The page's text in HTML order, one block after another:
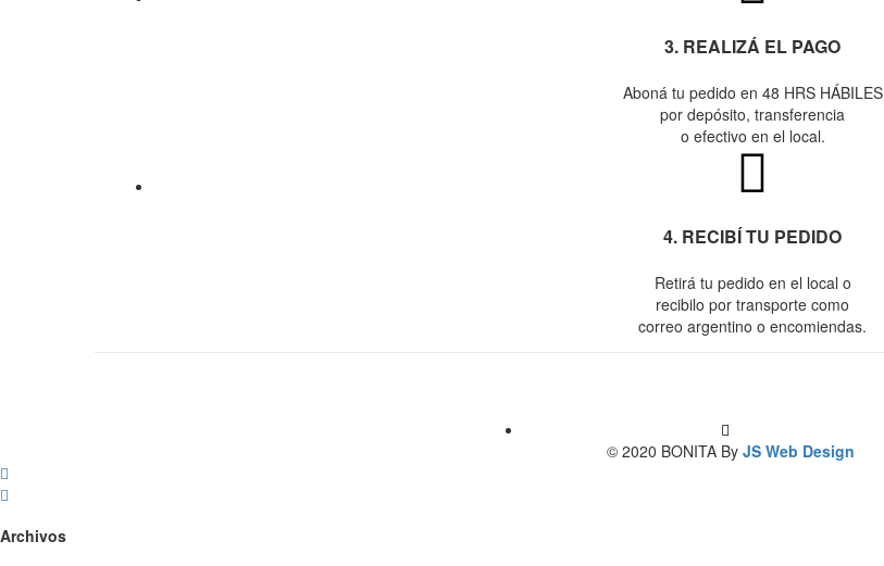
3. REALIZÁ EL PAGO
Aboná tu pedido en 48 HRS HÁBILES
por depósito, transferencia
o efectivo en el local.
4. RECIBÍ TU PEDIDO
Retirá tu pedido en el local o
recibilo por transporte como
correo argentino o encomiendas.
© 2020 BONITA By JS Web Design
Archivos